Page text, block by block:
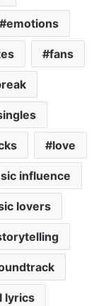
emotions
fans
love
influence
lovers
lyrics